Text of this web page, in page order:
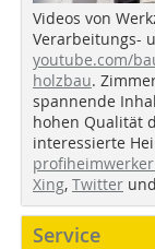
Videos von
Verarbeitungs-
youtube.com/
holzbau.
spannende
hohen Qualität
interessierte
Xing, Twitter und
Service